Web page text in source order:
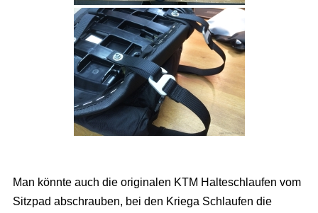
Man könnte auch die originalen KTM Halteschlaufen vom
Sitzpad abschrauben, bei den Kriega Schlaufen die